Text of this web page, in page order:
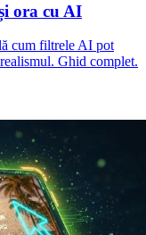
ora cu AI
cum filtrele AI pot
Ghid complet.